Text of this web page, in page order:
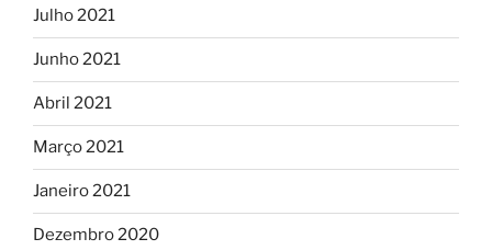
Julho 2021
Junho 2021
Abril 2021
Março 2021
Janeiro 2021
Dezembro 2020